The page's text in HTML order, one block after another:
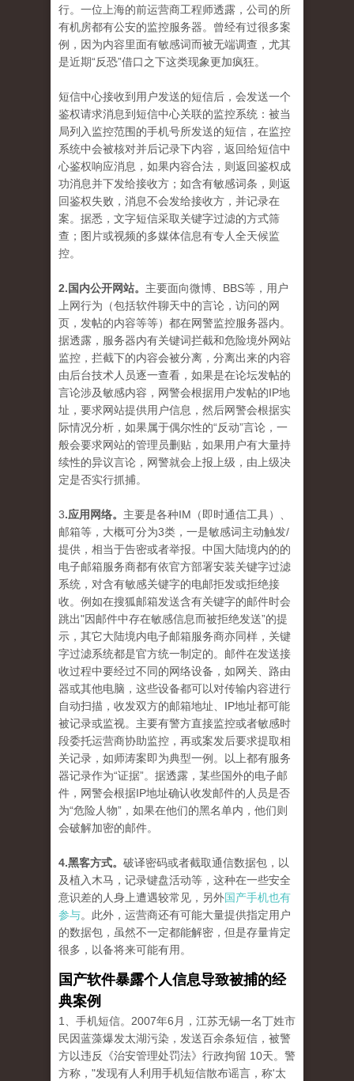
行。一位上海的前运营商工程师透露，公司的所
有机房都有公安的监控服务器。曾经有过很多案
例，因为内容里面有敏感词而被无端调查，尤其
是近期“反恐”借口之下这类现象更加疯狂。
短信中心接收到用户发送的短信后，会发送一个
鉴权请求消息到短信中心关联的监控系统：被当
局列入监控范围的手机号所发送的短信，在监控
系统中会被核对并后记录下内容，返回给短信中
心鉴权响应消息，如果内容合法，则返回鉴权成
功消息并下发给接收方；如含有敏感词条，则返
回鉴权失败，消息不会发给接收方，并记录在
案。据悉，文字短信采取关键字过滤的方式筛
查；图片或视频的多媒体信息有专人全天候监
控。
2.国内公开网站。 主要面向微博、BBS等，用户
上网行为（包括软件聊天中的言论，访问的网
页，发帖的内容等等）都在网警监控服务器内。
据透露，服务器内有关键词拦截和危险境外网站
监控，拦截下的内容会被分离，分离出来的内容
由后台技术人员逐一查看，如果是在论坛发帖的
言论涉及敏感内容，网警会根据用户发帖的IP地
址，要求网站提供用户信息，然后网警会根据实
际情况分析，如果属于偶尔性的“反动”言论，一
般会要求网站的管理员删贴，如果用户有大量持
续性的异议言论，网警就会上报上级，由上级决
定是否实行抓捕。
3.应用网络。 主要是各种IM（即时通信工具）、
邮箱等，大概可分为3类，一是敏感词主动触发/
提供，相当于告密或者举报。中国大陆境内的的
电子邮箱服务商都有依官方部署安装关键字过滤
系统，对含有敏感关键字的电邮拒发或拒绝接
收。例如在搜狐邮箱发送含有关键字的邮件时会
跳出"因邮件中存在敏感信息而被拒绝发送”的提
示，其它大陆境内电子邮箱服务商亦同样，关键
字过滤系统都是官方统一制定的。邮件在发送接
收过程中要经过不同的网络设备，如网关、路由
器或其他电脑，这些设备都可以对传输内容进行
自动扫描，收发双方的邮箱地址、IP地址都可能
被记录或监视。主要有警方直接监控或者敏感时
段委托运营商协助监控，再或案发后要求提取相
关记录，如师涛案即为典型一例。以上都有服务
器记录作为“证据”。据透露，某些国外的电子邮
件，网警会根据IP地址确认收发邮件的人员是否
为“危险人物”，如果在他们的黑名单内，他们则
会破解加密的邮件。
4.黑客方式。 破译密码或者截取通信数据包，以
及植入木马，记录键盘活动等，这种在一些安全
意识差的人身上遭遇较常见，另外国产手机也有
参与。此外，运营商还有可能大量提供指定用户
的数据包，虽然不一定都能解密，但是存量肯定
很多，以备将来可能有用。
国产软件暴露个人信息导致被捕的经
典案例
1、手机短信。2007年6月，江苏无锡一名丁姓市
民因蓝藻爆发太湖污染，发送百余条短信，被警
方以违反《治安管理处罚法》行政拘留 10天。警
方称，"发现有人利用手机短信散布谣言，称'太